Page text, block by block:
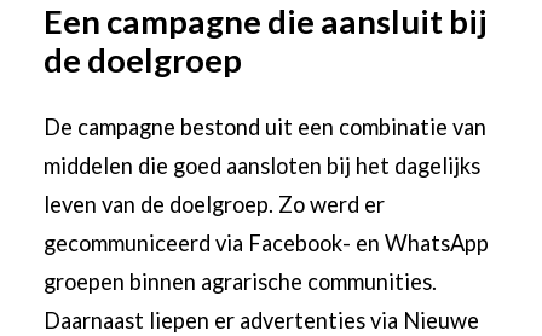
Een campagne die aansluit bij
de doelgroep
De campagne bestond uit een combinatie van
middelen die goed aansloten bij het dagelijks
leven van de doelgroep. Zo werd er
gecommuniceerd via Facebook- en WhatsApp
groepen binnen agrarische communities.
Daarnaast liepen er advertenties via Nieuwe